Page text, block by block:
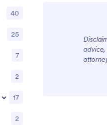
40
25
7
2
17
2